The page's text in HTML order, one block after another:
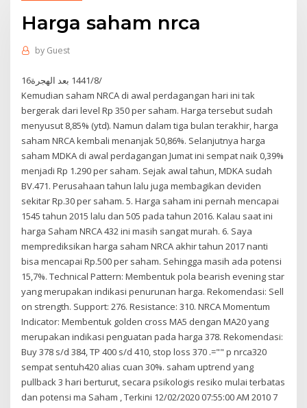
Harga saham nrca
by Guest
16‏‏/8‏‏/1441 بعد الهجرة
Kemudian saham NRCA di awal perdagangan hari ini tak
bergerak dari level Rp 350 per saham. Harga tersebut sudah
menyusut 8,85% (ytd). Namun dalam tiga bulan terakhir, harga
saham NRCA kembali menanjak 50,86%. Selanjutnya harga
saham MDKA di awal perdagangan Jumat ini sempat naik 0,39%
menjadi Rp 1.290 per saham. Sejak awal tahun, MDKA sudah
BV.471. Perusahaan tahun lalu juga membagikan deviden
sekitar Rp.30 per saham. 5. Harga saham ini pernah mencapai
1545 tahun 2015 lalu dan 505 pada tahun 2016. Kalau saat ini
harga Saham NRCA 432 ini masih sangat murah. 6. Saya
memprediksikan harga saham NRCA akhir tahun 2017 nanti
bisa mencapai Rp.500 per saham. Sehingga masih ada potensi
15,7%. Technical Pattern: Membentuk pola bearish evening star
yang merupakan indikasi penurunan harga. Rekomendasi: Sell
on strength. Support: 276. Resistance: 310. NRCA Momentum
Indicator: Membentuk golden cross MA5 dengan MA20 yang
merupakan indikasi penguatan pada harga 378. Rekomendasi:
Buy 378 s/d 384, TP 400 s/d 410, stop loss 370 .="" p nrca320
sempat sentuh420 alias cuan 30%. saham uptrend yang
pullback 3 hari berturut, secara psikologis resiko mulai terbatas
dan potensi ma Saham , Terkini 12/02/2020 07:55:00 AM 2010 7